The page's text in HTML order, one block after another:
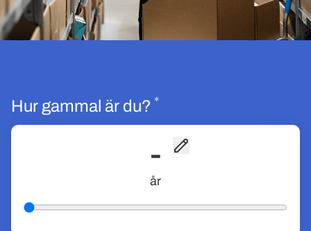
Hur gammal är du? *Obligatoriskt
-
år